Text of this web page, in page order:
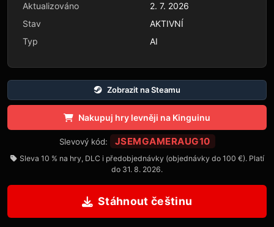
Aktualizováno
2. 7. 2026
Stav
AKTIVNÍ
Typ
AI
Zobrazit na Steamu
Nakupuj hry levněji na Kinguinu
Slevový kód: JSEMGAMERAUG10
Sleva 10 % na hry, DLC i předobjednávky (objednávky do 100 €). Platí
do 31. 8. 2026.
Stáhnout češtinu